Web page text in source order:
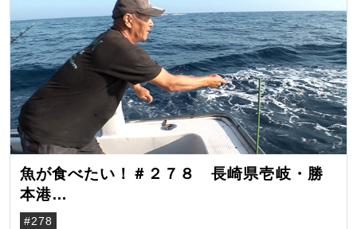
魚が食べたい！＃２７８ 長崎県壱岐・勝
本港
（クロマグロ）
#278